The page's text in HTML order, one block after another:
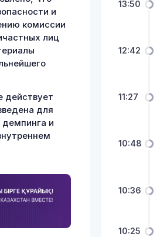
и
комиссии
лиц
действует
для
и
13:50
12:42
11:27
10:48
10:36
10:25